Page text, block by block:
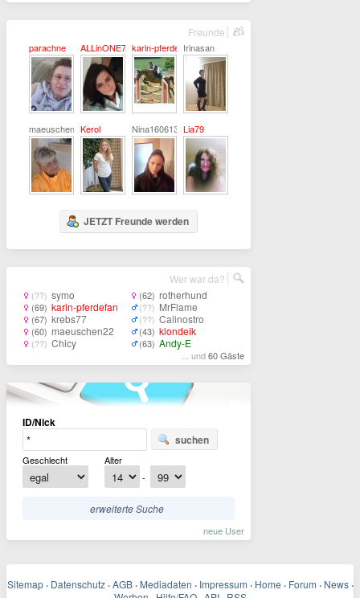
parachne ALLinONE75 karin-pferdefanIrinasan
maeuschen22Kerol Nina160613 Lia79
JETZT Freunde werden
Freunde
(??) symo
(69) karin-pferdefan
(67) krebs77
(60) maeuschen22
(??) Chicy
(62) rotherhund
(??) MrFlame
(??) Calinostro
(43) klondeik
(63) Andy-E
... und60 Gäste
Wer war da?
ID/Nick
suchen
Geschlecht
Alter
-
erweiterte Suche
neue User
Sitemap · Datenschutz · AGB · Mediadaten · Impressum · Home · Forum · News ·